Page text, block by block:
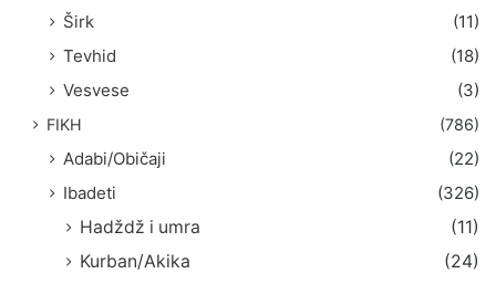
Širk
(11)
Tevhid
(18)
Vesvese
(3)
FIKH (786)
Adabi/Običaji
(22)
Ibadeti
(326)
Hadždž i umra
(11)
Kurban/Akika
(24)